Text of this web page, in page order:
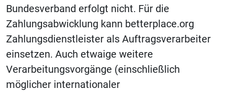
Bundesverband erfolgt nicht. Für die
Zahlungsabwicklung kann betterplace.org
Zahlungsdienstleister als Auftragsverarbeiter
einsetzen. Auch etwaige weitere
Verarbeitungsvorgänge (einschließlich
möglicher internationaler